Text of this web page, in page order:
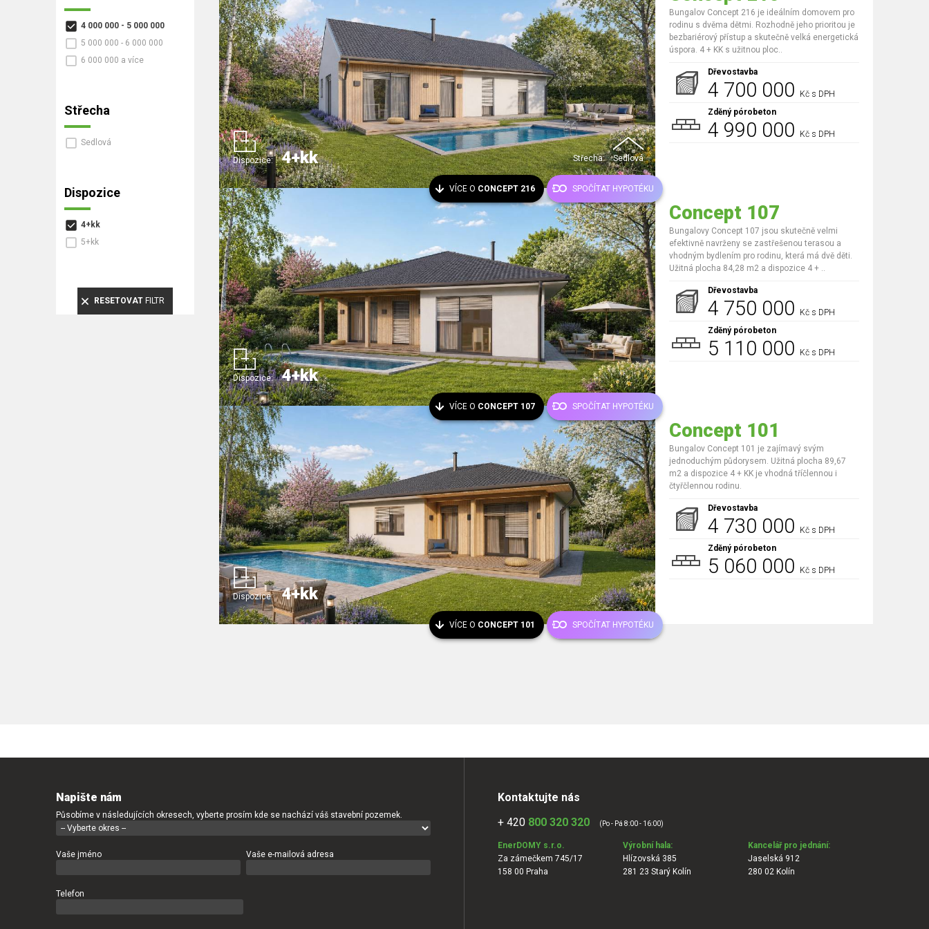
4 000 000 - 5 000 000
5 000 000 - 6 000 000
6 000 000 a více
Střecha
Sedlová
Dispozice
4+kk
5+kk
RESETOVATFILTR
Střecha: Sedlová
Dispozice: 4+kk
Bungalov Concept 216 je ideálním domovem pro
rodinu s dvěma dětmi. Rozhodně jeho prioritou je
bezbariérový přístup a skutečně velká energetická
úspora. 4 + KK s užitnou ploc..
Dřevostavba
4 700 000
Kč s DPH
Zděný pórobeton
4 990 000 Kč s DPH
VÍCE O CONCEPT 216 SPOČÍTAT HYPOTÉKU
Dispozice: 4+kk
Concept 107
Bungalovy Concept 107 jsou skutečně velmi
efektivně navrženy se zastřešenou terasou a
vhodným bydlením pro rodinu, která má dvě děti.
Užitná plocha 84,28 m2 a dispozice 4 + ..
Dřevostavba
4 750 000
Kč s DPH
Zděný pórobeton
5 110 000 Kč s DPH
VÍCE O CONCEPT 107 SPOČÍTAT HYPOTÉKU
Dispozice: 4+kk
Concept 101
Bungalov Concept 101 je zajímavý svým
jednoduchým půdorysem. Užitná plocha 89,67
m2 a dispozice 4 + KK je vhodná tříčlennou i
čtyřčlennou rodinu.
Dřevostavba
4 730 000
Kč s DPH
Zděný pórobeton
5 060 000 Kč s DPH
VÍCE O CONCEPT 101 SPOČÍTAT HYPOTÉKU
Napište nám
Působíme v následujících okresech, vyberte prosím kde se nachází váš stavební pozemek.
Vaše jméno Vaše e-mailová adresa
Telefon
Kontaktujte nás
+ 420 800 320 320 (Po - Pá 8:00 - 16:00)
EnerDOMY s.r.o.
Za zámečkem 745/17
158 00 Praha
Výrobní hala:
Hlízovská 385
281 23 Starý Kolín
Kancelář pro jednání:
Jaselská 912
280 02 Kolín